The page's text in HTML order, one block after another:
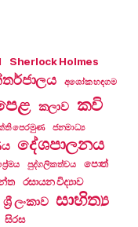
Sherlock Holmes
අශෝක හඳගම
කලාව කවි
පෙරමුණ ජනමාධ්‍ය
දේශපාලනය
පුද්ගලිකත්වය පොත්
රසායන විද්‍යාව
ශ්‍රී ලංකාව සාහිත්‍ය
සිරස